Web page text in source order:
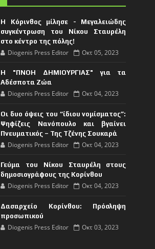
Η Κόρινθος μίλησε - Μεγαλειώδης
συγκέντρωση του Νίκου Σταυρέλη
στο κέντρο της πόλης!
Diogenis Press Editor Οκτ 05, 2023
Η "ΠΝΟΗ ΔΗΜΙΟΥΡΓΙΑΣ" για τα
Αδέσποτα Ζώα
Diogenis Press Editor Οκτ 04, 2023
Οι δυο όψεις του “ίδιου νομίσματος”:
Ψηφίζεις Νανόπουλο και βγαίνει
Πνευματικός – Της Τζένης Σουκαρά
Diogenis Press Editor Οκτ 04, 2023
Γεύμα του Νίκου Σταυρέλη στους
δημοσιογράφους της Κορίνθου
Diogenis Press Editor Οκτ 04, 2023
Δασαρχείο Κορίνθου: Πρόσληψη
προσωπικού
Diogenis Press Editor Οκτ 03, 2023